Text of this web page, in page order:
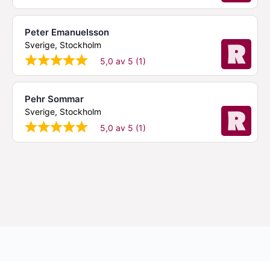
Peter Emanuelsson
Sverige, Stockholm
5,0 av 5 (1)
Pehr Sommar
Sverige, Stockholm
5,0 av 5 (1)